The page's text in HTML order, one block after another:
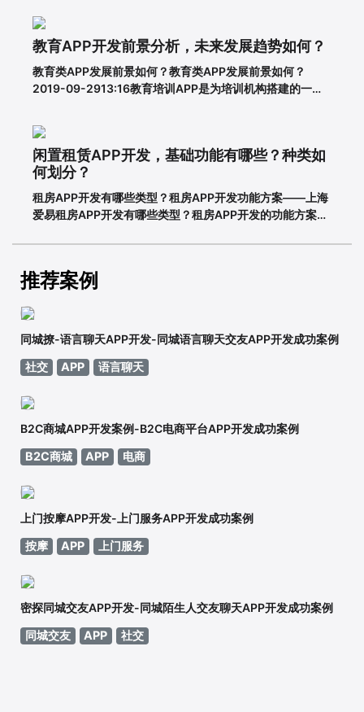
了。其实，APP开发的流程并不复杂，接下来就带大家一起
看一下一套完整的APP开发流程包含哪些步骤。一、基本功
能需求阶段0
教育APP开发前景分析，未来发展趋势如何？
教育类APP发展前景如何？教育类APP发展前景如何？
2019-09-2913:16教育培训APP是为培训机构搭建的一个
的来了吗？据调查，截至2018年6月，我国网民规模达8.02
亿，普及率57.7%。其中，手机网民规模已达7.8
闲置租赁APP开发，基础功能有哪些？种类如
何划分？
租房APP开发有哪些类型？租房APP开发功能方案——上海
爱易租房APP开发有哪些类型？租房APP开发的功能方案
基本功能有哪些，如何划分？说到租赁，相信大家都不陌
生。从衣服、玩具到数码家电，再到房屋、车辆
推荐案例
同城撩-语言聊天APP开发-同城语言聊天交友APP开发成功案例
社交
APP 语言聊天
B2C商城APP开发案例-B2C电商平台APP开发成功案例
B2C商城
APP 电商
上门按摩APP开发-上门服务APP开发成功案例
按摩
APP 上门服务
密探同城交友APP开发-同城陌生人交友聊天APP开发成功案例
同城交友
APP 社交